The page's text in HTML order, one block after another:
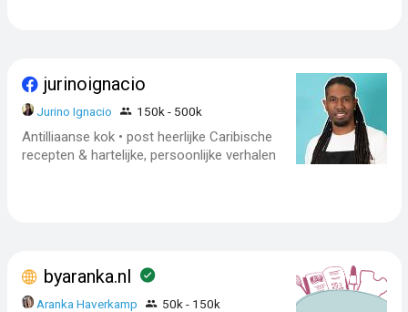
jurinoignacio
Jurino Ignacio 150k - 500k
Antilliaanse kok • post heerlijke Caribische
recepten & hartelijke, persoonlijke verhalen
byaranka.nl
Aranka Haverkamp 50k - 150k